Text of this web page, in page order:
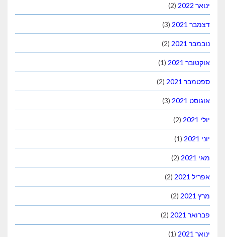
ינואר 2022 (2)
דצמבר 2021 (3)
נובמבר 2021 (2)
אוקטובר 2021 (1)
ספטמבר 2021 (2)
אוגוסט 2021 (3)
יולי 2021 (2)
יוני 2021 (1)
מאי 2021 (2)
אפריל 2021 (2)
מרץ 2021 (2)
פברואר 2021 (2)
ינואר 2021 (1)